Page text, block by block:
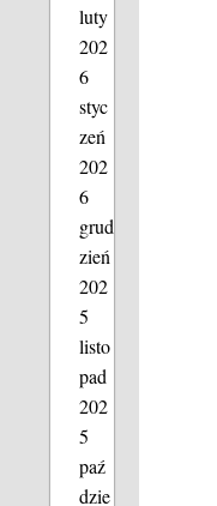
luty
202
6
styc
zeń
202
6
grud
zień
202
5
listo
pad
202
5
paź
dzie